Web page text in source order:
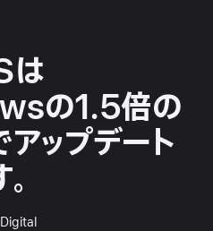
は
の1.5倍の
アップデート